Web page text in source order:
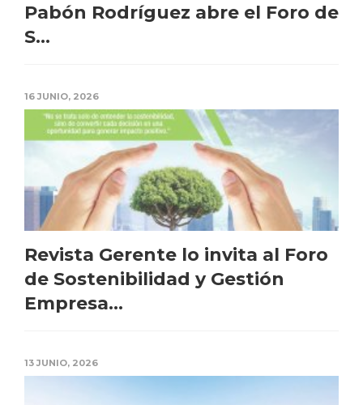
Pabón Rodríguez abre el Foro de
S...
16 JUNIO, 2026
Revista Gerente lo invita al Foro
de Sostenibilidad y Gestión
Empresa...
13 JUNIO, 2026